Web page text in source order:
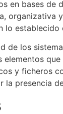
en bases
de los
y ficheros
presencia